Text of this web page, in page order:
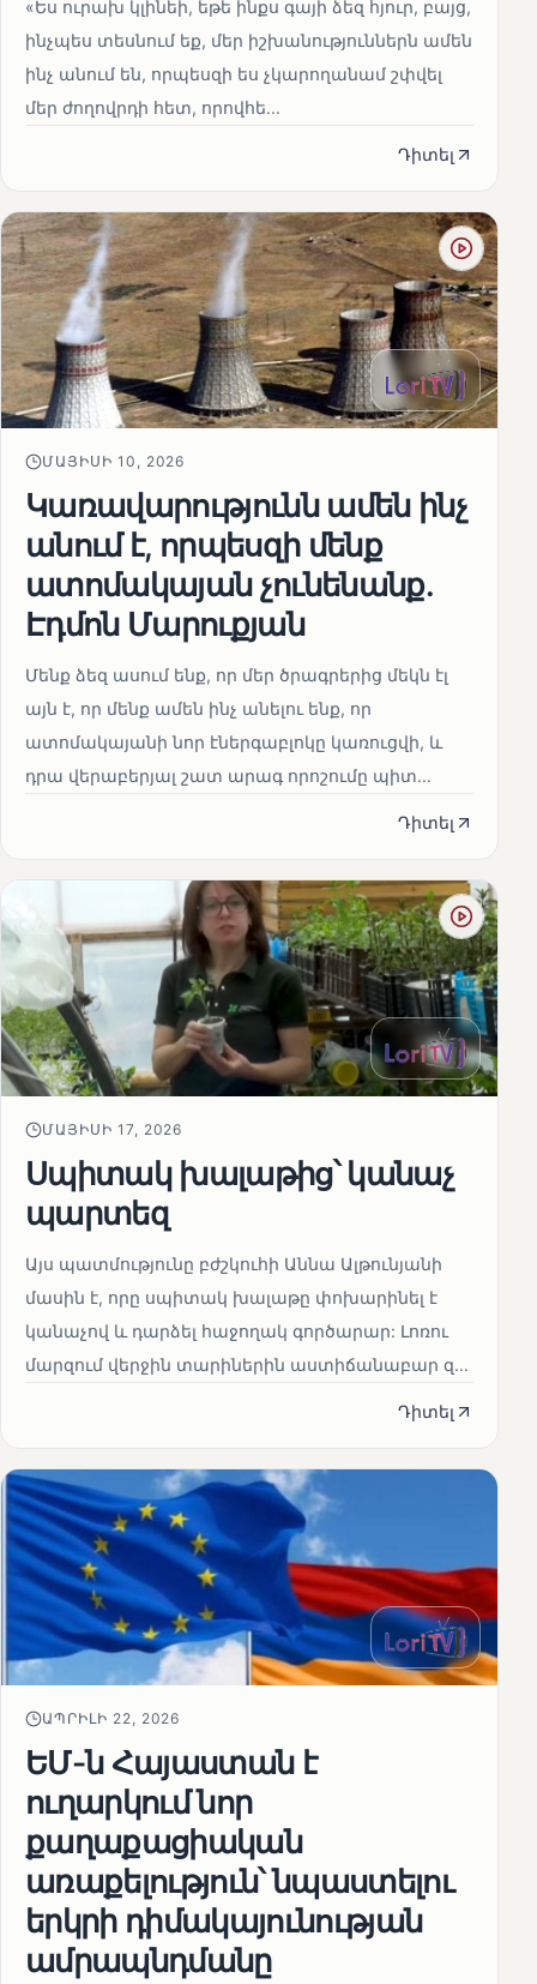
«Ես ուրախ կլինեի, եթե ինքս գայի ձեզ հյուր, բայց,
ինչպես տեսնում եք, մեր իշխանություններն ամեն
ինչ անում են, որպեսզի ես չկարողանամ շփվել
մեր ժողովրդի հետ, որովհե...
Դիտել
ՄԱՅԻՍԻ 10, 2026
Կառավարությունն ամեն ինչ
անում է, որպեսզի մենք
ատոմակայան չունենանք․
Էդմոն Մարուքյան
Մենք ձեզ ասում ենք, որ մեր ծրագրերից մեկն էլ
այն է, որ մենք ամեն ինչ անելու ենք, որ
ատոմակայանի նոր էներգաբլոկը կառուցվի, և
դրա վերաբերյալ շատ արագ որոշումը պիտ...
Դիտել
ՄԱՅԻՍԻ 17, 2026
Սպիտակ խալաթից՝ կանաչ
պարտեզ
Այս պատմությունը բժշկուհի Աննա Ալթունյանի
մասին է, որը սպիտակ խալաթը փոխարինել է
կանաչով և դարձել հաջողակ գործարար: Լոռու
մարզում վերջին տարիներին աստիճանաբար զ...
Դիտել
ԱՊՐԻԼԻ 22, 2026
ԵՄ-ն Հայաստան է
ուղարկում նոր
քաղաքացիական
առաքելություն՝ նպաստելու
երկրի դիմակայունության
ամրապնդմանը